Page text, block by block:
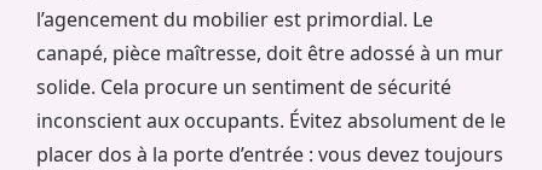
l’agencement du mobilier est primordial. Le
canapé, pièce maîtresse, doit être adossé à un mur
solide. Cela procure un sentiment de sécurité
inconscient aux occupants. Évitez absolument de le
placer dos à la porte d’entrée : vous devez toujours